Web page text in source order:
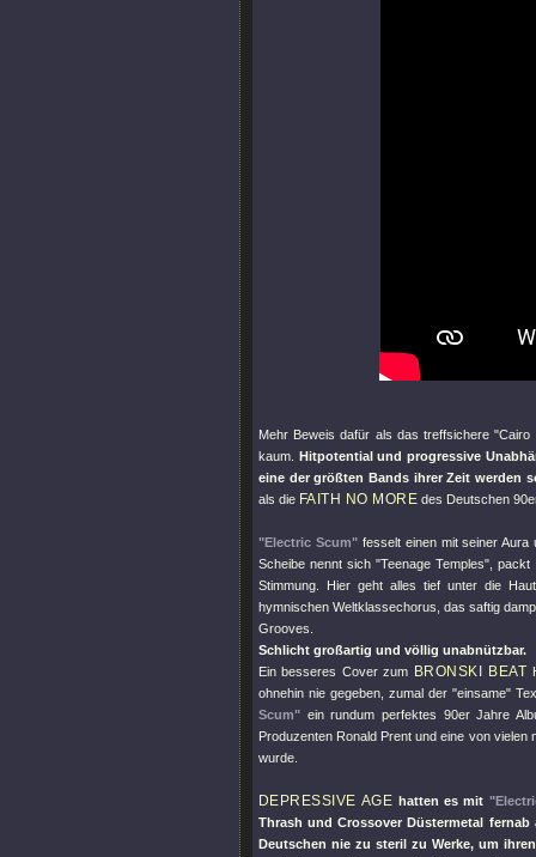
Mehr Beweis dafür als das treffsichere"Cairo
kaum. Hitpotential und progressive
eine der größten Bands ihrer Zeit werden
als die FAITH NO MORE des Deutschen
"Electric Scum"fesselt einen mit seiner Aura
Scheibe nennt sich"Teenage Temples" ,
Stimmung. Hier geht alles tief unter die
hymnischen Weltklassechorus, das saftig
Grooves.
Schlicht großartig und völlig unabnützbar.
Ein besseres Cover zum BRONSKI BEAT
ohnehin nie gegeben, zumal der"einsame"
Scum" ein rundum perfektes 90er Jahre
Produzenten Ronald Prent und eine von
wurde.
DEPRESSIVE AGE hatten es mit
Thrash und Crossover Düstermetal
Deutschen nie zu steril zu Werke, um